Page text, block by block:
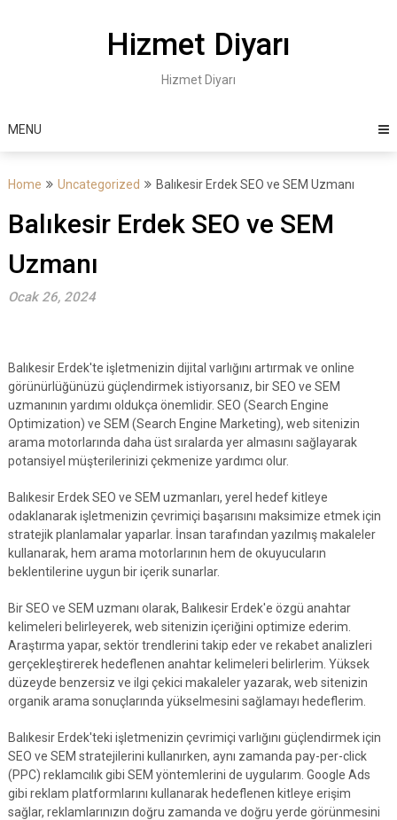
Hizmet Diyarı
Hizmet Diyarı
MENU
Home Uncategorized Balıkesir Erdek SEO ve SEM Uzmanı
Balıkesir Erdek SEO ve SEM
Uzmanı
Ocak 26, 2024
Balıkesir Erdek'te işletmenizin dijital varlığını artırmak ve online
görünürlüğünüzü güçlendirmek istiyorsanız, bir SEO ve SEM
uzmanının yardımı oldukça önemlidir. SEO (Search Engine
Optimization) ve SEM (Search Engine Marketing), web sitenizin
arama motorlarında daha üst sıralarda yer almasını sağlayarak
potansiyel müşterilerinizi çekmenize yardımcı olur.
Balıkesir Erdek SEO ve SEM uzmanları, yerel hedef kitleye
odaklanarak işletmenizin çevrimiçi başarısını maksimize etmek için
stratejik planlamalar yaparlar. İnsan tarafından yazılmış makaleler
kullanarak, hem arama motorlarının hem de okuyucuların
beklentilerine uygun bir içerik sunarlar.
Bir SEO ve SEM uzmanı olarak, Balıkesir Erdek'e özgü anahtar
kelimeleri belirleyerek, web sitenizin içeriğini optimize ederim.
Araştırma yapar, sektör trendlerini takip eder ve rekabet analizleri
gerçekleştirerek hedeflenen anahtar kelimeleri belirlerim. Yüksek
düzeyde benzersiz ve ilgi çekici makaleler yazarak, web sitenizin
organik arama sonuçlarında yükselmesini sağlamayı hedeflerim.
Balıkesir Erdek'teki işletmenizin çevrimiçi varlığını güçlendirmek için
SEO ve SEM stratejilerini kullanırken, aynı zamanda pay-per-click
(PPC) reklamcılık gibi SEM yöntemlerini de uygularım. Google Ads
gibi reklam platformlarını kullanarak hedeflenen kitleye erişim
sağlar, reklamlarınızın doğru zamanda ve doğru yerde görünmesini